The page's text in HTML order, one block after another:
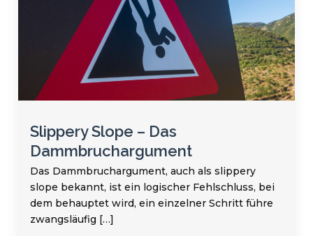
Slippery Slope – Das
Dammbruchargument
Das Dammbruchargument, auch als slippery
slope bekannt, ist ein logischer Fehlschluss, bei
dem behauptet wird, ein einzelner Schritt führe
zwangsläufig […]